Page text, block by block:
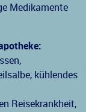
Medikamente
kühlendes
Reisekrankheit,